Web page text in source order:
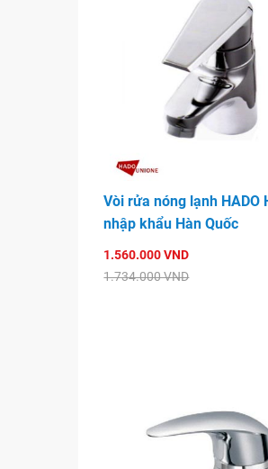
Vòi rửa nóng lạnh HADO
nhập khẩu Hàn Quốc
1.560.000 VND
1.734.000 VND